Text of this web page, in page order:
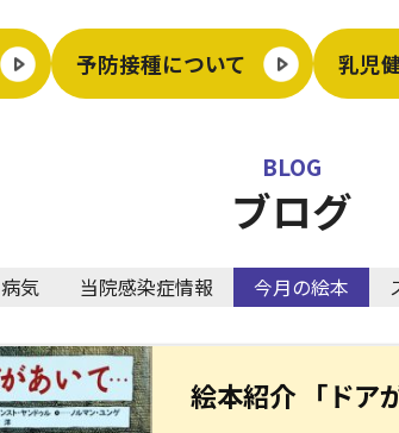
予防接種について 乳児
BLOG
ブログ
病気 当院感染症情報 今月の絵本
絵本紹介 「ドア